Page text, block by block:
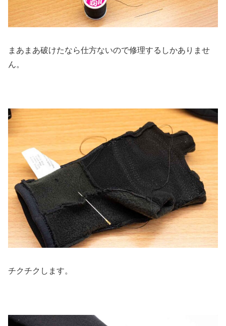
まあまあ破けたなら仕方ないので修理するしかありませ
ん。
チクチクします。